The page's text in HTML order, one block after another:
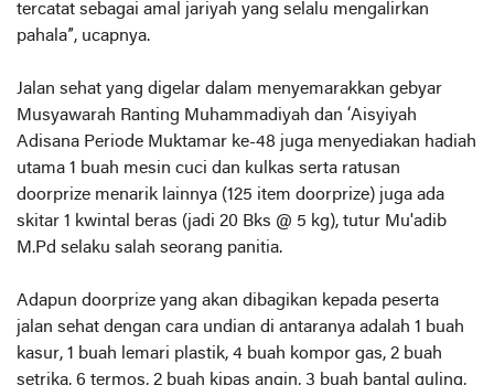
tercatat sebagai amal jariyah yang selalu mengalirkan
pahala”, ucapnya.
Jalan sehat yang digelar dalam menyemarakkan gebyar
Musyawarah Ranting Muhammadiyah dan ‘Aisyiyah
Adisana Periode Muktamar ke-48 juga menyediakan hadiah
utama 1 buah mesin cuci dan kulkas serta ratusan
doorprize menarik lainnya (125 item doorprize) juga ada
skitar 1 kwintal beras (jadi 20 Bks @ 5 kg), tutur Mu'adib
M.Pd selaku salah seorang panitia.
Adapun doorprize yang akan dibagikan kepada peserta
jalan sehat dengan cara undian di antaranya adalah 1 buah
kasur, 1 buah lemari plastik, 4 buah kompor gas, 2 buah
setrika, 6 termos, 2 buah kipas angin, 3 buah bantal guling,